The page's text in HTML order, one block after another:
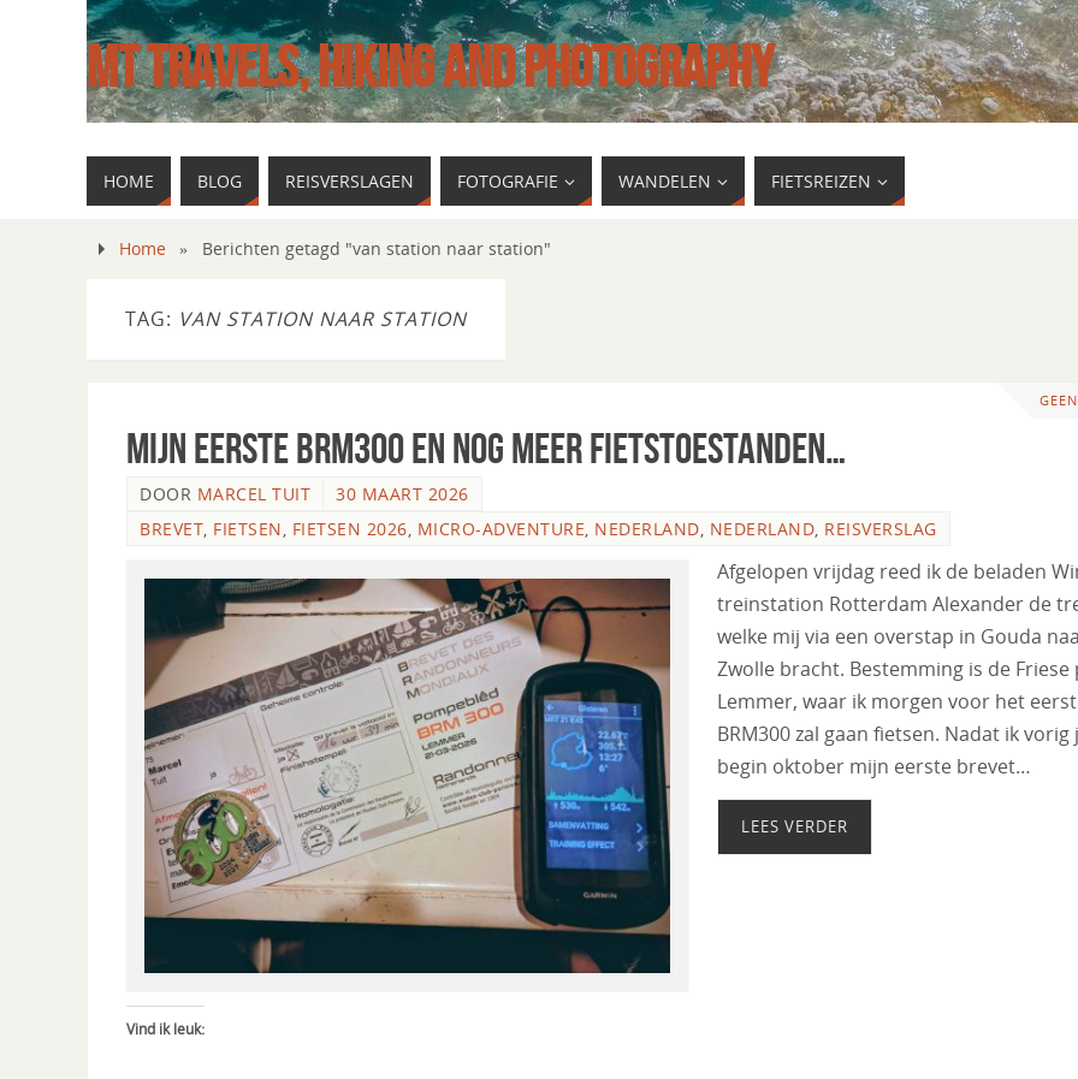
MT TRAVELS, HIKING AND PHOTOGRAPHY
HOME BLOG REISVERSLAGEN FOTOGRAFIE WANDELEN FIETSREIZEN
Home » Berichten getagd "van station naar station"
TAG: VAN STATION NAAR STATION
Mijn eerste BRM300 en nog meer fietstoestanden…
DOOR MARCEL TUIT
30 MAART 2026
BREVET, FIETSEN, FIETSEN 2026, MICRO-ADVENTURE, NEDERLAND, NEDERLAND, REISVERSLAG
Afgelopen vrijdag reed ik de beladen
treinstation Rotterdam Alexander de
welke mij via een overstap in Gouda
Zwolle bracht. Bestemming is de Friese
Lemmer, waar ik morgen voor het
BRM300 zal gaan fietsen. Nadat ik vorig
begin oktober mijn eerste brevet…
LEES VERDER
Vind ik leuk: